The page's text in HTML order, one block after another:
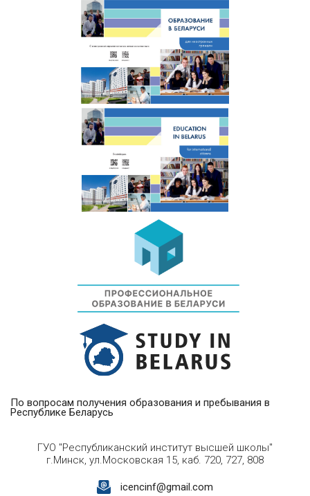
По вопросам получения образования и пребывания в
Республике Беларусь
ГУО "Республиканский институт высшей школы"
г.Минск, ул.Московская 15, каб. 720, 727, 808
icencinf@gmail.com